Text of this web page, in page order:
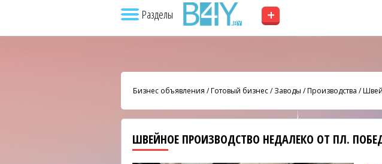
Разделы +
Бизнес объявления /Готовый бизнес/Заводы / Производства /
ШВЕЙНОЕ ПРОИЗВОДСТВО НЕДАЛЕКО ОТ ПЛ.